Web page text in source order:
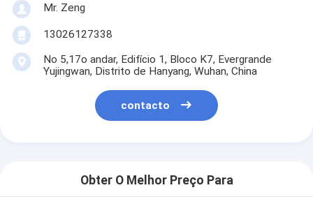
Mr. Zeng
13026127338
No 5,17o andar, Edifício 1, Bloco K7, Evergrande
Yujingwan, Distrito de Hanyang, Wuhan, China
contacto
Obter O Melhor Preço Para